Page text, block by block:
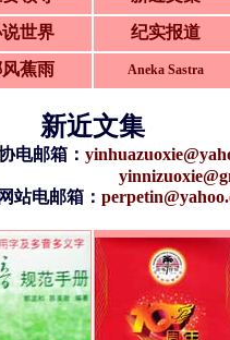
世界 纪实报道
蕉雨 Aneka Sastra
新近文集
邮箱：
站电邮箱：